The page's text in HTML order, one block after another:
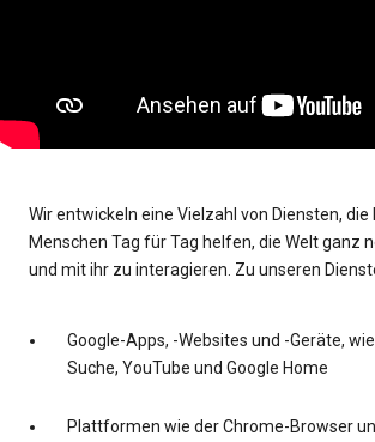
Wir entwickeln eine Vielzahl von Diensten, die
Menschen Tag für Tag helfen, die Welt ganz
und mit ihr zu interagieren. Zu unseren
Google-Apps, -Websites und -Geräte,
Suche, YouTube und Google Home
Plattformen wie der Chrome-Browser